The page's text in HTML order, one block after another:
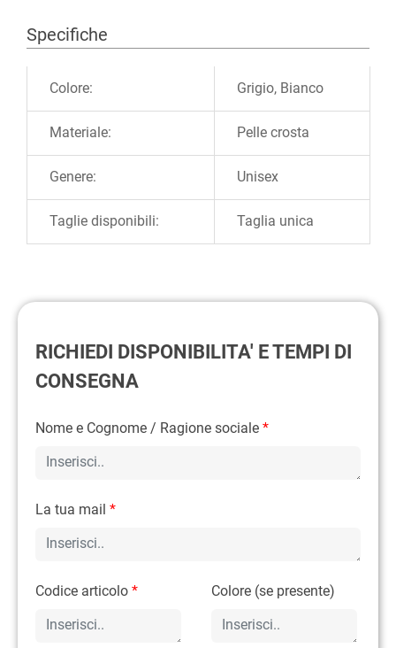
Specifiche
Colore: Grigio, Bianco
Materiale: Pelle crosta
Genere: Unisex
Taglie disponibili: Taglia unica
RICHIEDI DISPONIBILITA' E TEMPI DI
CONSEGNA
Nome e Cognome / Ragione sociale *
La tua mail *
Codice articolo * Colore (se presente)